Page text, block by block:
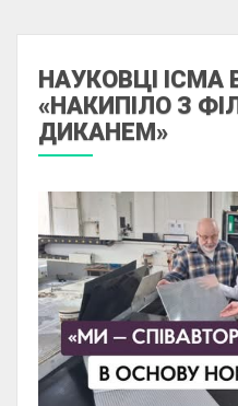
НАУКОВЦІ ІСМА
«НАКИПІЛО З
ДИКАНЕМ»